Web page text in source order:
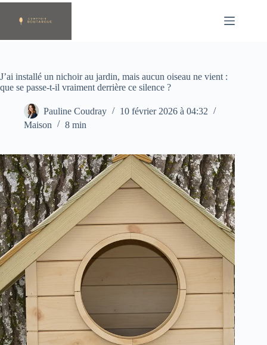
Passer
contenu
J’ai installé un nichoir au jardin, mais aucun oiseau ne vient :
que se passe-t-il vraiment derrière ce silence ?
Pauline Coudray
10 février 2026 à 04:32
Maison
8 min